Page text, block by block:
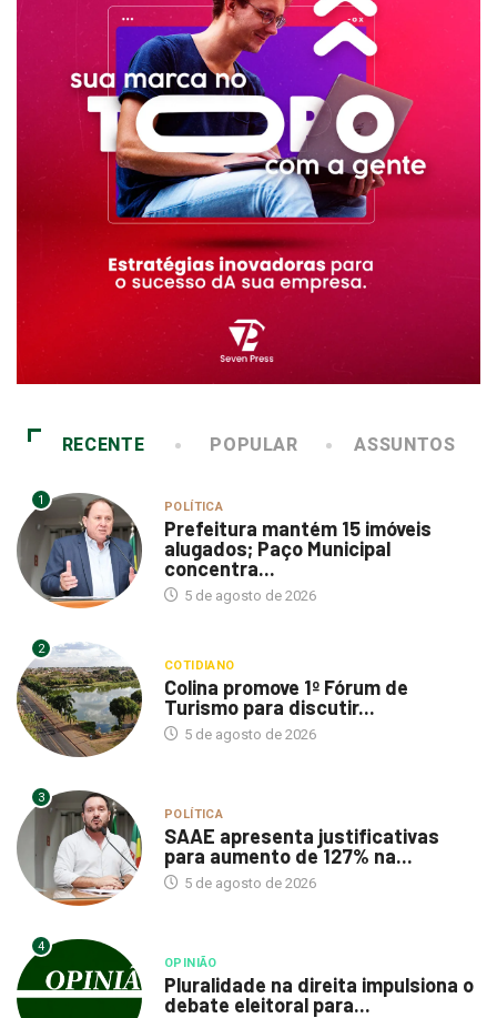
RECENTE POPULAR ASSUNTOS
1 POLÍTICA
Prefeitura mantém 15 imóveis
alugados; Paço Municipal
concentra...
5 de agosto de 2026
2
COTIDIANO
Colina promove 1º Fórum de
Turismo para discutir...
5 de agosto de 2026
3
POLÍTICA
SAAE apresenta justificativas
para aumento de 127% na...
5 de agosto de 2026
4
OPINIÃO
Pluralidade na direita impulsiona o
debate eleitoral para...